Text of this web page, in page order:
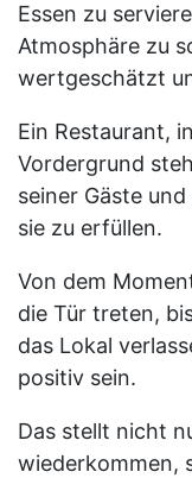
Essen zu
Atmosphäre zu
wertgeschätzt
Ein Restaurant,
Vordergrund
seiner Gäste
sie zu erfüllen.
Von dem
die Tür treten,
das Lokal
positiv sein.
Das stellt nicht
wiederkommen,